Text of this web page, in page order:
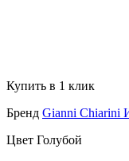
Купить в 1 клик
Бренд Gianni
Цвет Голубой